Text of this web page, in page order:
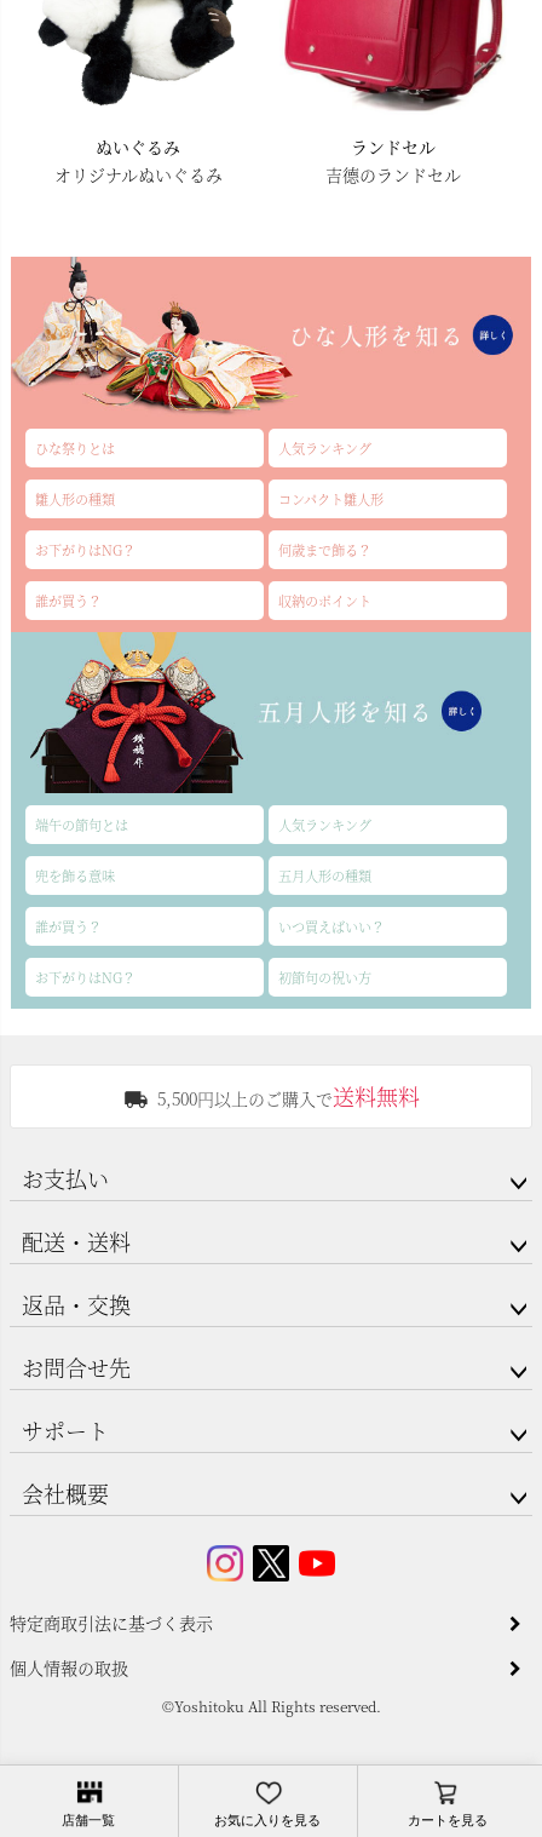
ぬいぐるみ
オリジナルぬいぐるみ
ランドセル
吉德のランドセル
ひな祭りとは 人気ランキング
雛人形の種類 コンパクト雛人形
お下がりはNG？ 何歳まで飾る？
誰が買う？ 収納のポイント
端午の節句とは 人気ランキング
兜を飾る意味 五月人形の種類
誰が買う？ いつ買えばいい？
お下がりはNG？ 初節句の祝い方
5,500円以上のご購入で送料無料
お支払い
配送・送料
返品・交換
お問合せ先
サポート
会社概要
特定商取引法に基づく表示
個人情報の取扱
©Yoshitoku All Rights reserved.
店舗一覧 お気に入りを見る カートを見る